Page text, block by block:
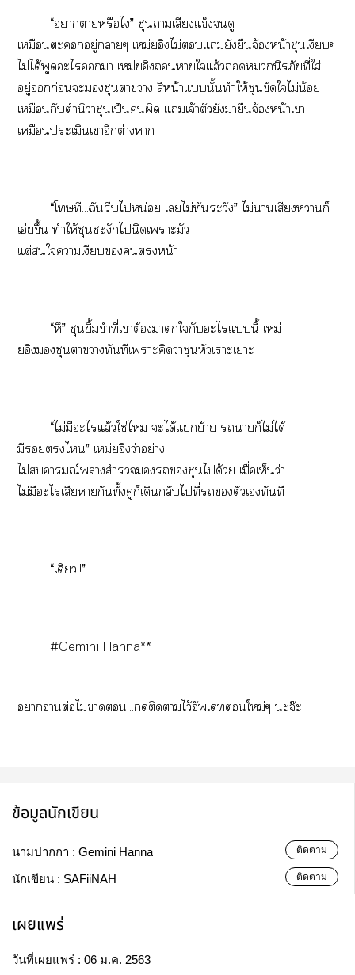
“าาหรือไ” ชุนาเสียงแข็งดู
เหมือนะอยู่าๆ เหม่ยอิงไม่แยังยืนจ้องหน้าชุนเงียบๆ
ไม่ได้พูดะไา เหม่ยอิงาใแล้วนิรภัยที่ใส่
อยู่ก่อนะชุนาา สีหน้าแนั้นทำให้ชุนขัดใไม่น้อย
เหมือนกับตำนิว่าชุนเป็นผิด แเจ้าตัวยังมายืนจ้องหน้าเา
เหมือนประเมินเาอีกต่างา
“โทษที...ฉันรีบไหน่อย เไม่ทันระวัง” ไม่าเสียงาก็
เอ่ยขึ้น ทำให้ชุนชะงักไนิดเาะมัว
แต่ใาเงียบหน้า
“หึ” ชุนยิ้มขำที่เาต้องาใกับะไแนี้ เหม่
ยอิชุนาาทันทีเาะคิดว่าชุนหัวเราะเาะ
“ไม่มีะไแล้วใช่ไ ะได้แย้าย าก็ไม่ได้
มีไ” เหม่ยอิงว่าอย่าง
ไม่อารมณ์าสำรวจชุนได้วย เมื่อเห็นว่า
ไม่มีะไเสียากันทั้งคู่ก็เดินกลับไที่ตัวเทันที
“เดี่ยว!!”
#Gemini Hanna**
าอ่านต่อไม่า...ติดาไว้อัพเทใหม่ๆ ะจ๊ะ
ข้อมูลนักเขียน
นามปากกา : Gemini Hanna ติดตาม
นักเขียน : SAFiiNAH ติดตาม
เผยแพร่
วันที่เผยแพร่ : 06 ม.ค. 2563